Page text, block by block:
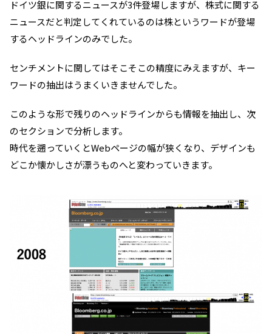
ドイツ銀に関するニュースが3件登場しますが、株式に関する
ニュースだと判定してくれているのは株というワードが登場
するヘッドラインのみでした。
センチメントに関してはそこそこの精度にみえますが、キー
ワードの抽出はうまくいきませんでした。
このような形で残りのヘッドラインからも情報を抽出し、次
のセクションで分析します。
時代を遡っていくとWebページの幅が狭くなり、デザインも
どこか懐かしさが漂うものへと変わっていきます。